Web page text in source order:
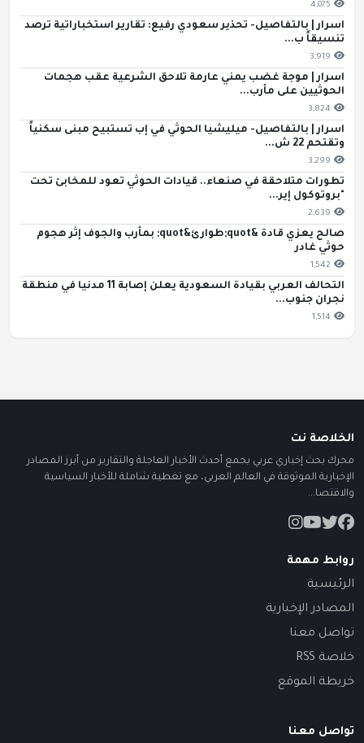
4,075
اسرار | بالتفاصيل- تحذير سعودي رفيع: تقارير استخباراتية ترصد
تنسيقاً ب...
3,919
اسرار | موجة غضب يمني عارمة تلاحق الشرعية عقب هجمات
الحوثيين على مأرب...
3,824
اسرار | بالتفاصيل- ميليشيا الحوثي في إب تستبيح مبنى سكنياً
وتقتحم 22 ش...
3,299
تطورات متلاحقة في صنعاء.. قيادات الحوثي تعود للمخابئ تحت
"بروتوكول إير...
2,639
صالح يعزي قادة &quot;طوارئ&quot; بمأرب والجوف إثر هجوم
حوثي غادر
1,542
التحالف العربي بقيادة السعودية يعلن إصابة 11 مدنيا في منطقة
نجران جنوب...
1,514
الخلاصة نت
محرك بحث إخباري عربي يجمع أحدث الأخبار العاجلة والتقارير من أبرز المصادر
الإخبارية الموثوقة في العالم العربي، مع تغطية شاملة للأخبار السياسية
والاقتصا...
روابط مهمة
الرئيسية
المصادر الإخبارية
تواصل معنا
خلاصة RSS
خريطة الموقع
تواصل معنا